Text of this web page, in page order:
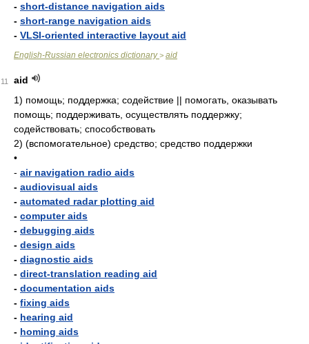
- short-distance navigation aids
- short-range navigation aids
- VLSI-oriented interactive layout aid
English-Russian electronics dictionary> aid
11
aid
1) помощь; поддержка; содействие || помогать, оказывать
помощь; поддерживать, осуществлять поддержку;
содействовать; способствовать
2) (вспомогательное) средство; средство поддержки
•
- air navigation radio aids
- audiovisual aids
- automated radar plotting aid
- computer aids
- debugging aids
- design aids
- diagnostic aids
- direct-translation reading aid
- documentation aids
- fixing aids
- hearing aid
- homing aids